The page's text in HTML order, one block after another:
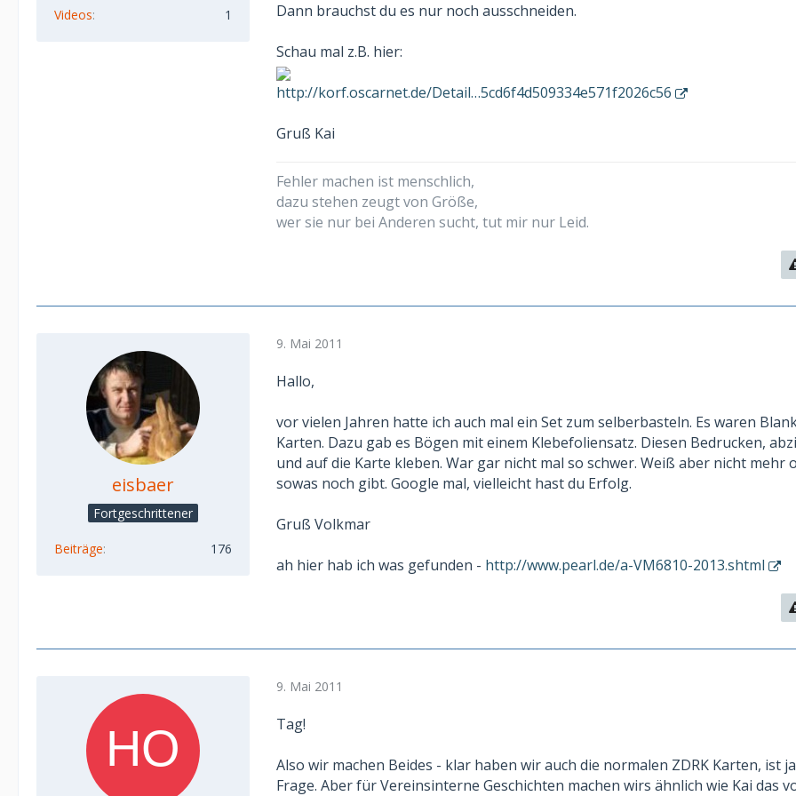
Videos
1
Dann brauchst du es nur noch ausschneiden.
Schau mal z.B. hier:
http://korf.oscarnet.de/Detail…5cd6f4d509334e571f2026c56
Gruß Kai
Fehler machen ist menschlich,
dazu stehen zeugt von Größe,
wer sie nur bei Anderen sucht, tut mir nur Leid.
eisbaer
Fortgeschrittener
Beiträge 176
9. Mai 2011
Hallo,
vor vielen Jahren hatte ich auch mal ein Set zum selberbasteln. Es waren
Karten. Dazu gab es Bögen mit einem Klebefoliensatz. Diesen Bedrucken,
und auf die Karte kleben. War gar nicht mal so schwer. Weiß aber nicht mehr
sowas noch gibt. Google mal, vielleicht hast du Erfolg.
Gruß Volkmar
ah hier hab ich was gefunden - http://www.pearl.de/a-VM6810-2013.shtml
9. Mai 2011
Tag!
Also wir machen Beides - klar haben wir auch die normalen ZDRK Karten, ist
Frage. Aber für Vereinsinterne Geschichten machen wirs ähnlich wie Kai das